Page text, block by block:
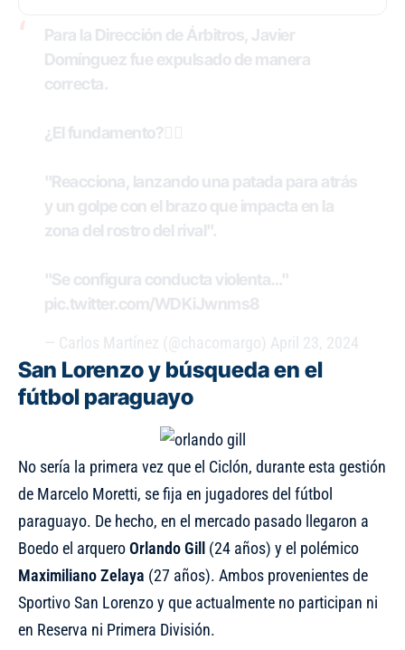
Para la Dirección de Árbitros, Javier
Domínguez fue expulsado de manera
correcta.
¿El fundamento?👇🏻
"Reacciona, lanzando una patada para atrás
y un golpe con el brazo que impacta en la
zona del rostro del rival".
"Se configura conducta violenta…"
pic.twitter.com/WDKiJwnms8
— Carlos Martínez (@chacomargo) April 23, 2024
San Lorenzo y búsqueda en el
fútbol paraguayo
No sería la primera vez que el Ciclón, durante esta gestión
de Marcelo Moretti, se fija en jugadores del fútbol
paraguayo. De hecho, en el mercado pasado llegaron a
Boedo el arqueroOrlando Gill (24 años) y el polémico
MaximilianoZelaya (27 años). Ambos provenientes de
Sportivo San Lorenzo y que actualmente no participan ni
en Reserva ni Primera División.